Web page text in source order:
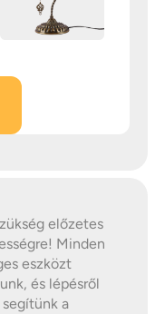
előzetes
Minden
eszközt
és lépésről
a